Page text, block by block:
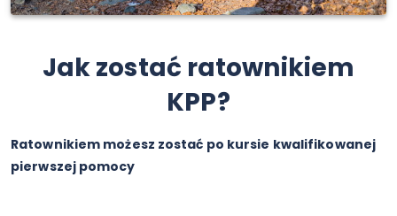
Jak zostać ratownikiem
KPP?
Ratownikiem możesz zostać po kursie kwalifikowanej
pierwszej pomocy